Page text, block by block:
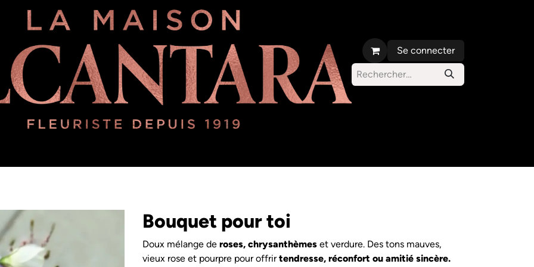
Se connecter
Bouquet pour toi
Doux mélange de roses, chrysanthèmes et verdure. Des tons mauves,
vieux rose et pourpre pour offrirtendresse, réconfort ou amitié sincère.